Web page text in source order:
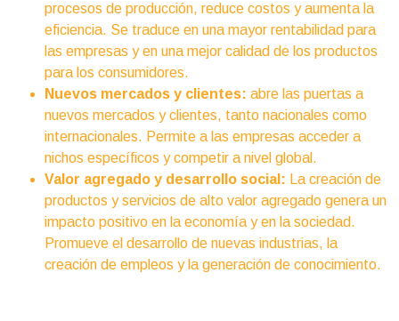
procesos de producción, reduce costos y aumenta la
eficiencia. Se traduce en una mayor rentabilidad para
las empresas y en una mejor calidad de los productos
para los consumidores.
Nuevos mercados y clientes: abre las puertas a
nuevos mercados y clientes, tanto nacionales como
internacionales. Permite a las empresas acceder a
nichos específicos y competir a nivel global.
Valor agregado y desarrollo social: La creación de
productos y servicios de alto valor agregado genera un
impacto positivo en la economía y en la sociedad.
Promueve el desarrollo de nuevas industrias, la
creación de empleos y la generación de conocimiento.